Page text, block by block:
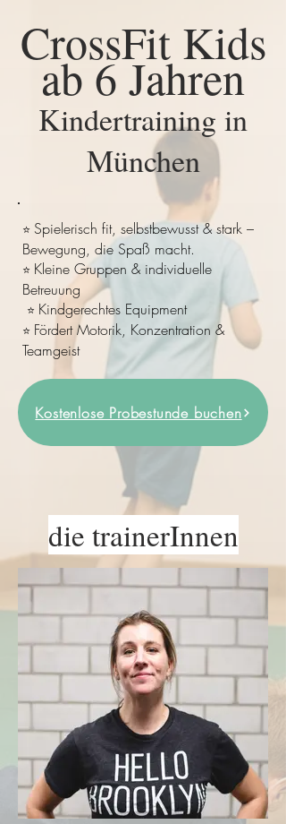
CrossFit Kids
ab 6 Jahren
Kindertraining in
München
⭐ Spielerisch fit, selbstbewusst & stark –
Bewegung, die Spaß macht.
⭐ Kleine Gruppen & individuelle
Betreuung
⭐ Kindgerechtes Equipment
⭐ Fördert Motorik, Konzentration &
Teamgeist
Kostenlose Probestunde buchen
die trainerInnen